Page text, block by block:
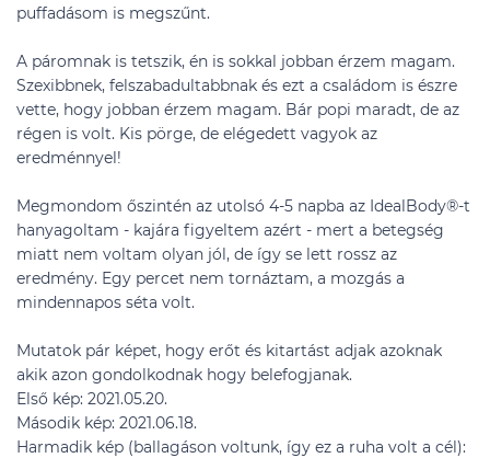
puffadásom is megszűnt.
A páromnak is tetszik, én is sokkal jobban érzem magam.
Szexibbnek, felszabadultabbnak és ezt a családom is észre
vette, hogy jobban érzem magam. Bár popi maradt, de az
régen is volt. Kis pörge, de elégedett vagyok az
eredménnyel!
Megmondom őszintén az utolsó 4-5 napba az IdealBody®-t
hanyagoltam - kajára figyeltem azért - mert a betegség
miatt nem voltam olyan jól, de így se lett rossz az
eredmény. Egy percet nem tornáztam, a mozgás a
mindennapos séta volt.
Mutatok pár képet, hogy erőt és kitartást adjak azoknak
akik azon gondolkodnak hogy belefogjanak.
Első kép: 2021.05.20.
Második kép: 2021.06.18.
Harmadik kép (ballagáson voltunk, így ez a ruha volt a cél):